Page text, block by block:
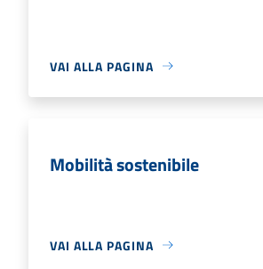
VAI ALLA PAGINA
Mobilità sostenibile
VAI ALLA PAGINA